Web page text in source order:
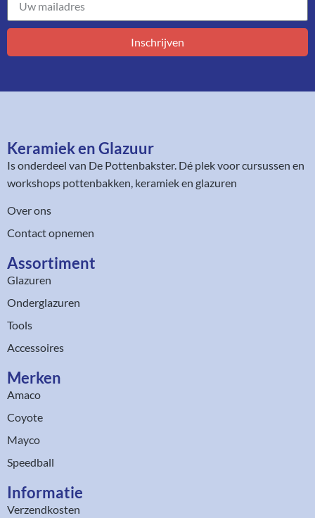
Inschrijven
Keramiek en Glazuur​
Is onderdeel van De Pottenbakster. Dé plek voor cursussen en
workshops pottenbakken, keramiek en glazuren
Over ons
Contact opnemen
Assortiment​
Glazuren
Onderglazuren
Tools
Accessoires
Merken
Amaco
Coyote
Mayco
Speedball
Informatie
Verzendkosten